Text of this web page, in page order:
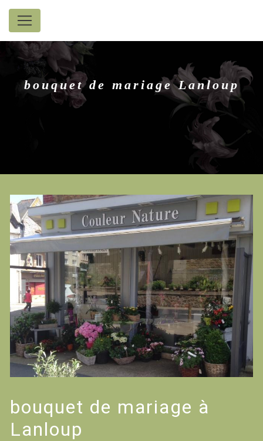
Panneau de gestion des cookies
bouquet de mariage Lanloup
bouquet de mariage à
Lanloup